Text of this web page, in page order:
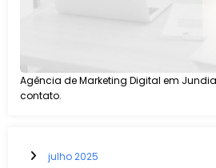
Agência de Marketing Digital em
contato.
julho 2025